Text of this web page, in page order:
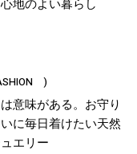
地のよい暮らし
)
意味がある。お守り
に毎日着けたい天然
エリー